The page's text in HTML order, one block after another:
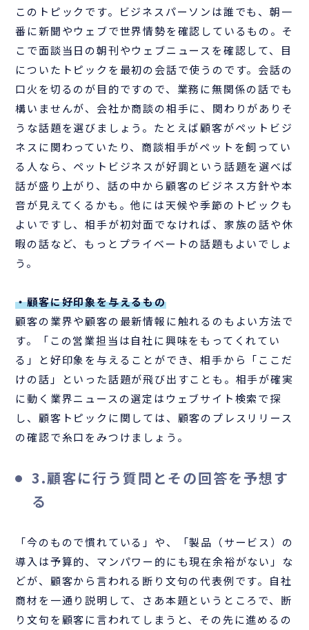
このトピックです。ビジネスパーソンは誰でも、朝一
番に新聞やウェブで世界情勢を確認しているもの。そ
こで面談当日の朝刊やウェブニュースを確認して、目
についたトピックを最初の会話で使うのです。会話の
口火を切るのが目的ですので、業務に無関係の話でも
構いませんが、会社か商談の相手に、関わりがありそ
うな話題を選びましょう。たとえば顧客がペットビジ
ネスに関わっていたり、商談相手がペットを飼ってい
る人なら、ペットビジネスが好調という話題を選べば
話が盛り上がり、話の中から顧客のビジネス方針や本
音が見えてくるかも。他には天候や季節のトピックも
よいですし、相手が初対面でなければ、家族の話や休
暇の話など、もっとプライベートの話題もよいでしょ
う。
・顧客に好印象を与えるもの
顧客の業界や顧客の最新情報に触れるのもよい方法で
す。「この営業担当は自社に興味をもってくれてい
る」と好印象を与えることができ、相手から「ここだ
けの話」といった話題が飛び出すことも。相手が確実
に動く業界ニュースの選定はウェブサイト検索で探
し、顧客トピックに関しては、顧客のプレスリリース
の確認で糸口をみつけましょう。
3.顧客に行う質問とその回答を予想す
る
「今のもので慣れている」や、「製品（サービス）の
導入は予算的、マンパワー的にも現在余裕がない」な
どが、顧客から言われる断り文句の代表例です。自社
商材を一通り説明して、さあ本題というところで、断
り文句を顧客に言われてしまうと、その先に進めるの